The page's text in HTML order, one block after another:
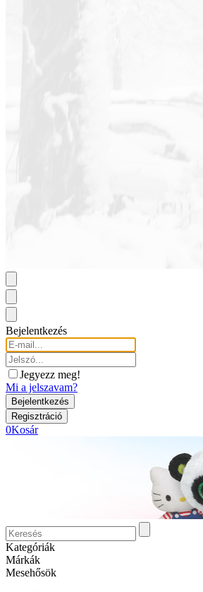
Bejelentkezés
Jegyezz meg!
Mi a jelszavam?
0Kosár
Kategóriák
Márkák
Mesehősök